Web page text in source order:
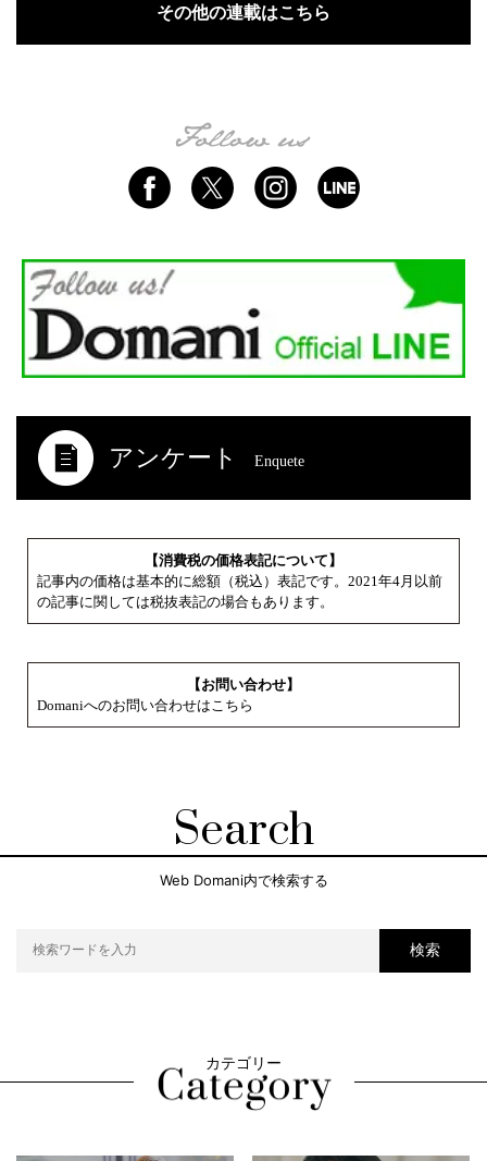
その他の連載はこちら
アンケート Enquete
【消費税の価格表記について】
記事内の価格は基本的に総額（税込）表記です。2021年4月以前
の記事に関しては税抜表記の場合もあります。
【お問い合わせ】
Domaniへのお問い合わせはこちら
Search
Web Domani内で検索する
検索
カテゴリー